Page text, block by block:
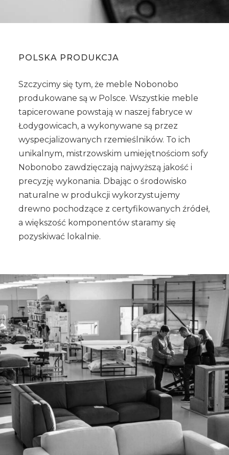
POLSKA PRODUKCJA
Szczycimy się tym, że meble Nobonobo
produkowane są w Polsce. Wszystkie meble
tapicerowane powstają w naszej fabryce w
Łodygowicach, a wykonywane są przez
wyspecjalizowanych rzemieślników. To ich
unikalnym, mistrzowskim umiejętnościom sofy
Nobonobo zawdzięczają najwyższą jakość i
precyzję wykonania. Dbając o środowisko
naturalne w produkcji wykorzystujemy
drewno pochodzące z certyfikowanych źródeł,
a większość komponentów staramy się
pozyskiwać lokalnie.